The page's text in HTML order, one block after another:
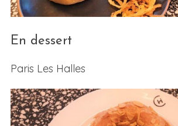
En dessert
Paris Les Halles